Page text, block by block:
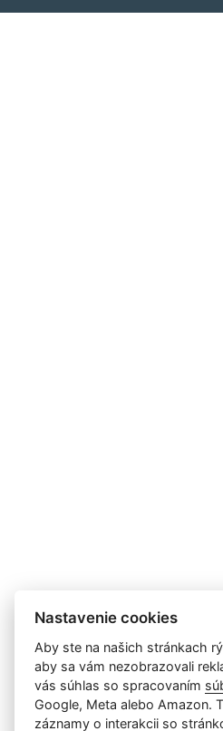
Nastavenie cookies
Aby ste na našich stránkach
aby sa vám nezobrazovali
vás súhlas so spracovaním
Google, Meta alebo Amazon.
záznamy o interakcii so